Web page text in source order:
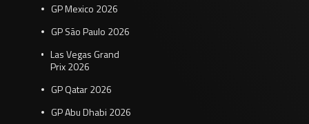
GP Mexico 2026
GP São Paulo 2026
Las Vegas Grand
Prix 2026
GP Qatar 2026
GP Abu Dhabi 2026